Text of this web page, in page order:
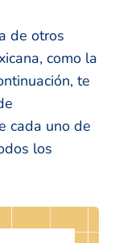
de otros
como la
te
cada uno de
los